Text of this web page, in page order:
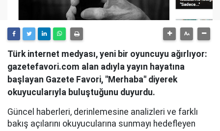
Türk internet medyası, yeni bir oyuncuyu ağırlıyor:
gazetefavori.com alan adıyla yayın hayatına
başlayan Gazete Favori, "Merhaba" diyerek
okuyucularıyla buluştuğunu duyurdu.
Güncel haberleri, derinlemesine analizleri ve farklı
bakış açılarını okuyucularına sunmayı hedefleyen